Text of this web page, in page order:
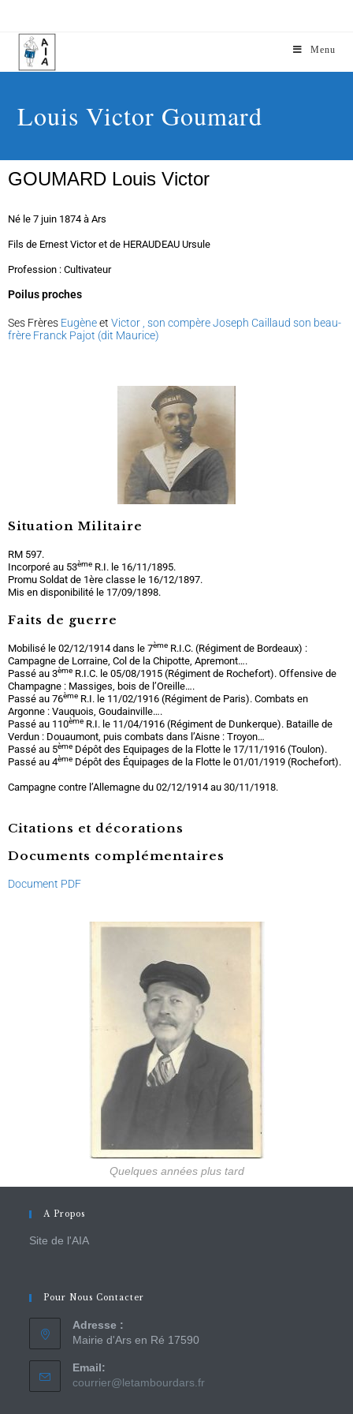
Menu
Louis Victor Goumard
GOUMARD Louis Victor
Né le 7 juin 1874 à Ars
Fils de Ernest Victor et de HERAUDEAU Ursule
Profession : Cultivateur
Poilus proches
Ses Frères Eugèneet Victor son compèreJoseph Caillaud son beau-
frère Franck Pajot (dit Maurice)
Situation Militaire
RM 597.
Incorporé au 53ème R.I. le 16/11/1895.
Promu Soldat de 1ère classe le 16/12/1897.
Mis en disponibilité le 17/09/1898.
Faits de guerre
Mobilisé le 02/12/1914 dans le 7ème R.I.C. (Régiment de Bordeaux) :
Campagne de Lorraine, Col de la Chipotte, Apremont….
Passé au 3ème R.I.C. le 05/08/1915 (Régiment de Rochefort). Offensive de
Champagne : Massiges, bois de l’Oreille….
Passé au 76ème R.I. le 11/02/1916 (Régiment de Paris). Combats en
Argonne : Vauquois, Goudainville….
Passé au 110ème R.I. le 11/04/1916 (Régiment de Dunkerque). Bataille de
Verdun : Douaumont, puis combats dans l’Aisne : Troyon…
Passé au 5ème Dépôt des Equipages de la Flotte le 17/11/1916 (Toulon).
Passé au 4ème Dépôt des Équipages de la Flotte le 01/01/1919 (Rochefort).
Campagne contre l’Allemagne du 02/12/1914 au 30/11/1918.
Citations et décorations
Documents complémentaires
Document PDF
Quelques années plus tard
A Propos
Site de l'AIA
Pour Nous Contacter
Adresse :
Mairie d'Ars en Ré 17590
Email:
courrier@letambourdars.fr